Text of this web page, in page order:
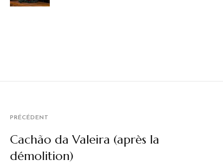
PRÉCÉDENT
Cachão da Valeira (après la
démolition)